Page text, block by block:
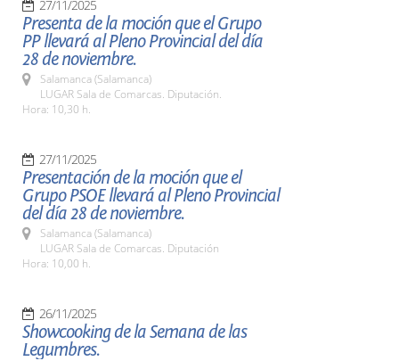
27/11/2025
Presenta de la moción que el Grupo
PP llevará al Pleno Provincial del día
28 de noviembre.
Salamanca (Salamanca)
LUGAR Sala de Comarcas. Diputación.
Hora: 10,30 h.
27/11/2025
Presentación de la moción que el
Grupo PSOE llevará al Pleno Provincial
del día 28 de noviembre.
Salamanca (Salamanca)
LUGAR Sala de Comarcas. Diputación
Hora: 10,00 h.
26/11/2025
Showcooking de la Semana de las
Legumbres.